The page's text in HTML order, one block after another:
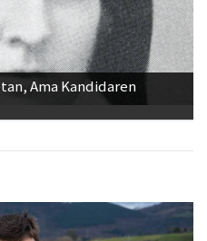
Ama Kandidaren